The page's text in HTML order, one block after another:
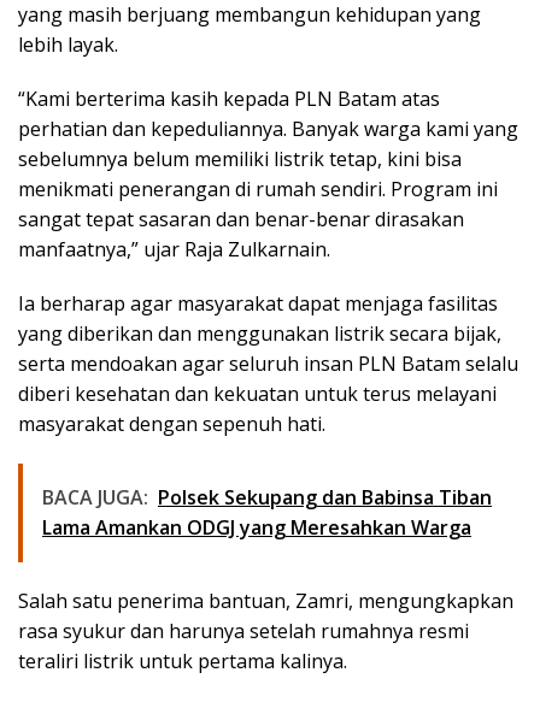
yang masih berjuang membangun kehidupan yang
lebih layak.
“Kami berterima kasih kepada PLN Batam atas
perhatian dan kepeduliannya. Banyak warga kami yang
sebelumnya belum memiliki listrik tetap, kini bisa
menikmati penerangan di rumah sendiri. Program ini
sangat tepat sasaran dan benar-benar dirasakan
manfaatnya,” ujar Raja Zulkarnain.
Ia berharap agar masyarakat dapat menjaga fasilitas
yang diberikan dan menggunakan listrik secara bijak,
serta mendoakan agar seluruh insan PLN Batam selalu
diberi kesehatan dan kekuatan untuk terus melayani
masyarakat dengan sepenuh hati.
BACA JUGA: Polsek Sekupang dan Babinsa Tiban
Lama Amankan ODGJ yang Meresahkan Warga
Salah satu penerima bantuan, Zamri, mengungkapkan
rasa syukur dan harunya setelah rumahnya resmi
teraliri listrik untuk pertama kalinya.